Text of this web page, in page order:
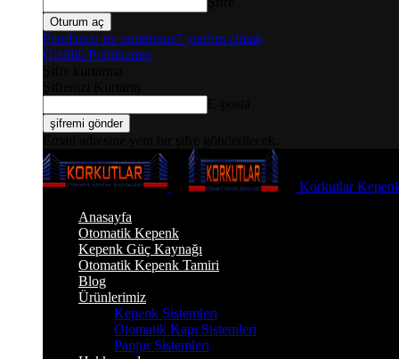
Parolanızı mı unuttunuz? yardım almak
Gizlilik Politikamız
Korkutlar
Anasayfa
Otomatik Kepenk
Kepenk Güç Kaynağı
Otomatik Kepenk Tamiri
Blog
Ürünlerimiz
Kepenk Sistemleri
Otomatik Kapı Sistemleri
Panjur Sistemleri